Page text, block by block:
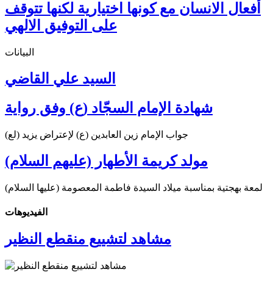
أفعال الانسان مع كونها اختيارية لكنها تتوقف
على التوفيق الالهي
البيانات
السيد علي القاضي
شهادة الإمام السجّاد (ع) وفق رواية
جواب الإمام زين العابدين (ع) لإعتراض يزيد (لع)
مولد كريمة الأطهار (عليهم السلام)
لمعة بهجتية بمناسبة ميلاد السيدة فاطمة المعصومة (عليها السلام)
الفیدیوهات
مشاهد لتشييع منقطع النظير